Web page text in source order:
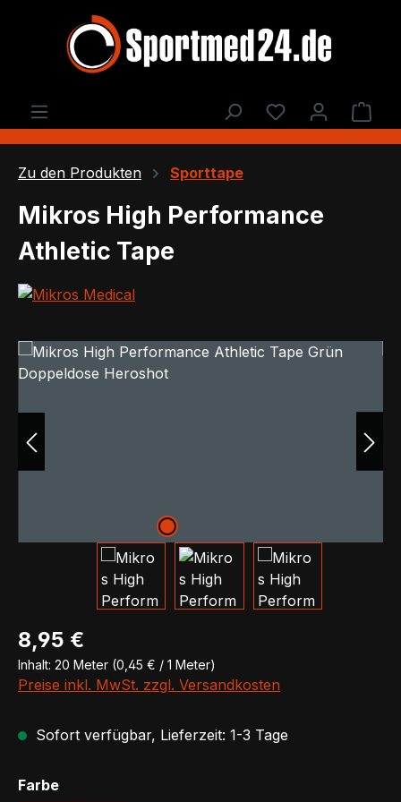
Zum Hauptinhalt springen
Du hast 0
Zu den Produkten Sporttape
Mikros High Performance
Athletic Tape
Bildergalerie überspringen
Regulärer Preis:
8,95 €
Inhalt: 20 Meter (0,45 € / 1 Meter)
Preise inkl. MwSt. zzgl. Versandkosten
Sofort verfügbar, Lieferzeit: 1-3 Tage
Farbeauswählen